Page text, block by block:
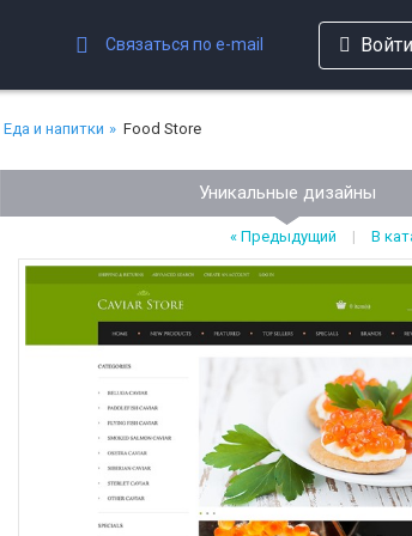
Связаться по e-mail
Еда и напитки Food Store
Уникальные дизайны
« Предыдущий | В